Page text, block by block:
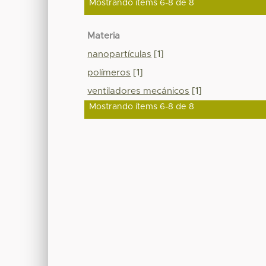
Mostrando ítems 6-8 de 8
Materia
nanopartículas [1]
polímeros [1]
ventiladores mecánicos [1]
Mostrando ítems 6-8 de 8